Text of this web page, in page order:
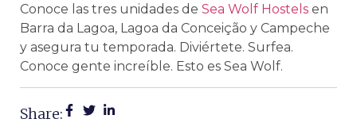
Conoce las tres unidades de Sea Wolf Hostels en
Barra da Lagoa, Lagoa da Conceição y Campeche
y asegura tu temporada. Diviértete. Surfea.
Conoce gente increíble. Esto es Sea Wolf.
Share: